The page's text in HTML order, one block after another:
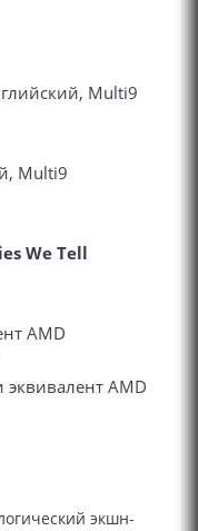
Multi9
Multi9
We Tell
AMD
эквивалент AMD
экшн-